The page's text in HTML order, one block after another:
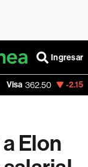
Ingresar
-2.15%
Elon